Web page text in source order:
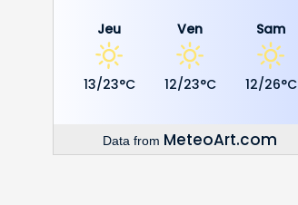
Jeu
13/23°C
Ven
12/23°C
Sam
12/26°C
Data from MeteoArt.com